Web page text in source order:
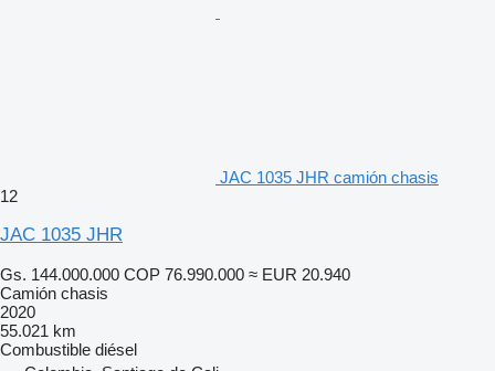
JAC 1035 JHR camión chasis
12
JAC 1035 JHR
Gs. 144.000.000 COP 76.990.000 ≈ EUR 20.940
Camión chasis
2020
55.021 km
Combustible diésel